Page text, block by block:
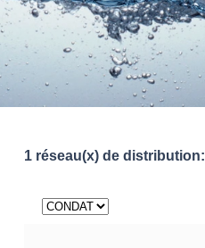
1 réseau(x) de distribution: